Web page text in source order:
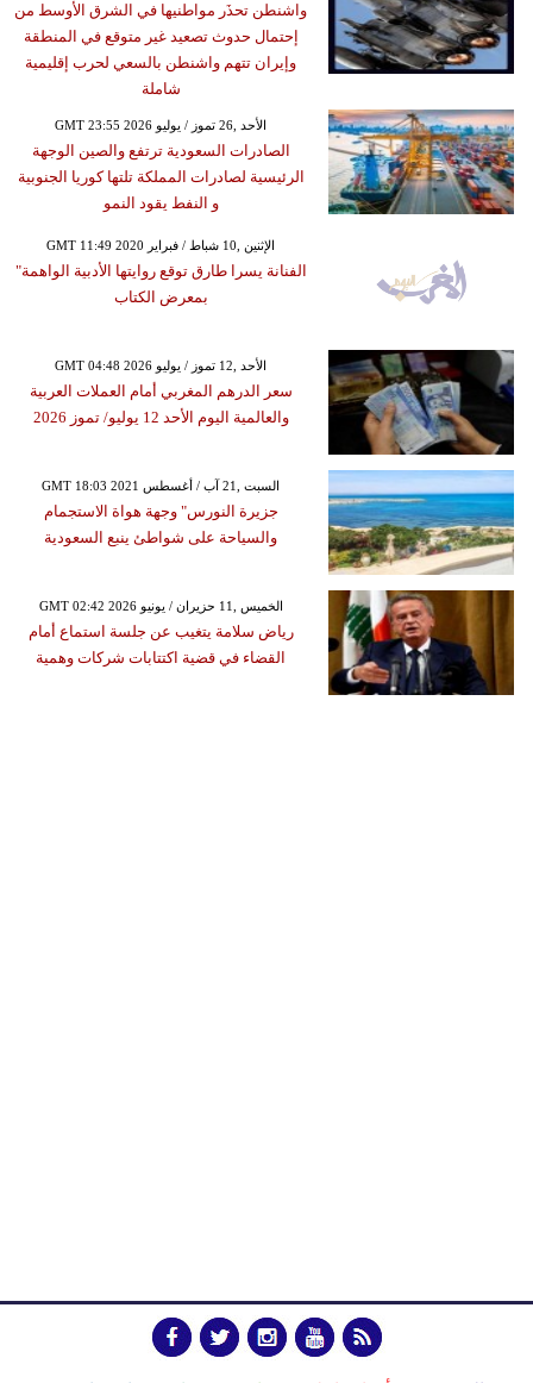
واشنطن تحذَر مواطنيها في الشرق الأوسط من
إحتمال حدوث تصعيد غير متوقع في المنطقة
وإيران تتهم واشنطن بالسعي لحرب إقليمية
شاملة
GMT 23:55 2026 الأحد ,26 تموز / يوليو
الصادرات السعودية ترتفع والصين الوجهة
الرئيسية لصادرات المملكة تلتها كوريا الجنوبية
و النفط يقود النمو
GMT 11:49 2020 الإثنين ,10 شباط / فبراير
الفنانة يسرا طارق توقع روايتها الأدبية الواهمة"
بمعرض الكتاب
GMT 04:48 2026 الأحد ,12 تموز / يوليو
سعر الدرهم المغربي أمام العملات العربية
والعالمية اليوم الأحد 12 يوليو/ تموز 2026
GMT 18:03 2021 السبت ,21 آب / أغسطس
جزيرة النورس" وجهة هواة الاستجمام
والسياحة على شواطئ ينبع السعودية
GMT 02:42 2026 الخميس ,11 حزيران / يونيو
رياض سلامة يتغيب عن جلسة استماع أمام
القضاء في قضية اكتتابات شركات وهمية